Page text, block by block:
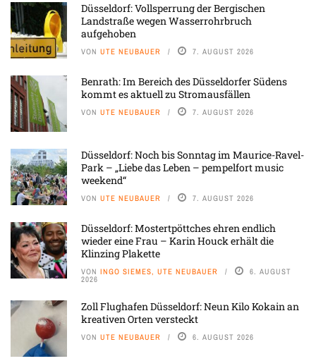
Düsseldorf: Vollsperrung der Bergischen
Landstraße wegen Wasserrohrbruch
aufgehoben
VON UTE NEUBAUER 7. AUGUST 2026
Benrath: Im Bereich des Düsseldorfer Südens
kommt es aktuell zu Stromausfällen
VON UTE NEUBAUER 7. AUGUST 2026
Düsseldorf: Noch bis Sonntag im Maurice-Ravel-
Park – „Liebe das Leben – pempelfort music
weekend“
VON UTE NEUBAUER 7. AUGUST 2026
Düsseldorf: Mostertpöttches ehren endlich
wieder eine Frau – Karin Houck erhält die
Klinzing Plakette
VON INGO SIEMES, UTE NEUBAUER 6. AUGUST
2026
Zoll Flughafen Düsseldorf: Neun Kilo Kokain an
kreativen Orten versteckt
VON UTE NEUBAUER 6. AUGUST 2026